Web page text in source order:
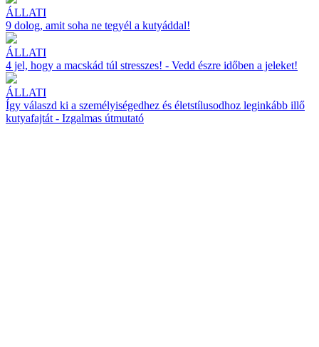
ÁLLATI
9 dolog, amit soha ne tegyél a kutyáddal!
ÁLLATI
4 jel, hogy a macskád túl stresszes! - Vedd észre időben a jeleket!
ÁLLATI
Így válaszd ki a személyiségedhez és életstílusodhoz leginkább illő
kutyafajtát - Izgalmas útmutató